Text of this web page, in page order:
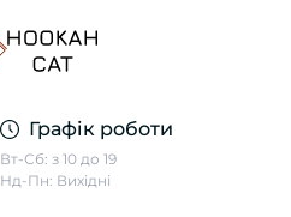
Графік роботи
Вт-Сб: з 10 до 19
Нд-Пн: Вихідні